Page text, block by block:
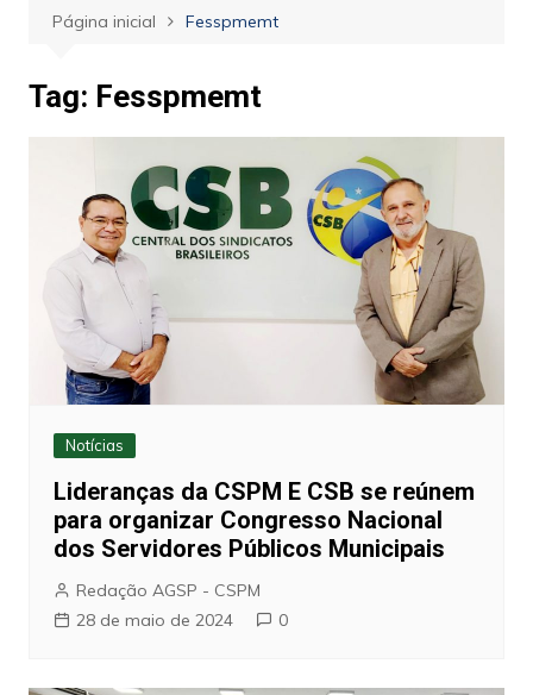
Página inicial Fesspmemt
Tag: Fesspmemt
Notícias
Lideranças da CSPM E CSB se reúnem
para organizar Congresso Nacional
dos Servidores Públicos Municipais
Redação AGSP - CSPM
28 de maio de 2024
0